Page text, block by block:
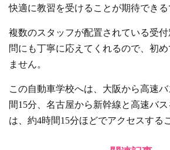
快適に教習を受けることが期待できる
複数のスタッフが配置されている受
問にも丁寧に応えてくれるので、初
ません。
この自動車学校へは、大阪から高速
間15分、名古屋から新幹線と高速バ
は、約4時間15分ほどでアクセスする